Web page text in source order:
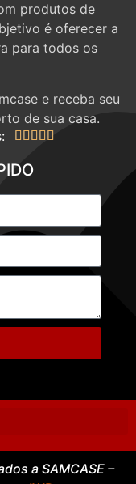
produtos de
é oferecer a
para todos os
e receba seu
de sua casa.
    
a SAMCASE –